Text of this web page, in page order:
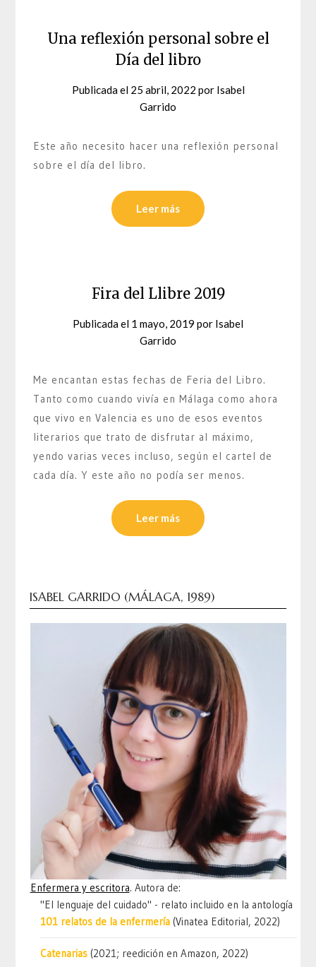
Una reflexión personal sobre el
Día del libro
Publicada el 25 abril, 2022 por Isabel
Garrido
Este año necesito hacer una reflexión personal
sobre el día del libro.
Leer más
Fira del Llibre 2019
Publicada el 1 mayo, 2019 por Isabel
Garrido
Me encantan estas fechas de Feria del Libro.
Tanto como cuando vivía en Málaga como ahora
que vivo en Valencia es uno de esos eventos
literarios que trato de disfrutar al máximo,
yendo varias veces incluso, según el cartel de
cada día. Y este año no podía ser menos.
Leer más
ISABEL GARRIDO (MÁLAGA, 1989)
Enfermera y escritora. Autora de:
"El lenguaje del cuidado" - relato incluido en la antología
101 relatos de la enfermería (Vinatea Editorial, 2022)
Catenarias (2021; reedición en Amazon, 2022)